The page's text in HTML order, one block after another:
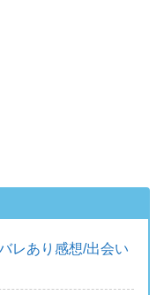
レあり感想/出会い